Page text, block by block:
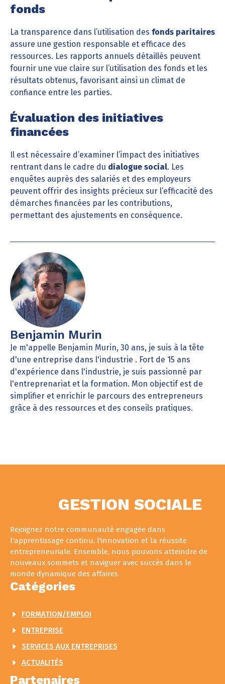
fonds
La transparence dans l’utilisation des fonds paritaires
assure une gestion responsable et efficace des
ressources. Les rapports annuels détaillés peuvent
fournir une vue claire sur l’utilisation des fonds et les
résultats obtenus, favorisant ainsi un climat de
confiance entre les parties.
Évaluation des initiatives
financées
Il est nécessaire d’examiner l’impact des initiatives
rentrant dans le cadre du dialogue social. Les
enquêtes auprès des salariés et des employeurs
peuvent offrir des insights précieux sur l’efficacité des
démarches financées par les contributions,
permettant des ajustements en conséquence.
Benjamin Murin
Je m'appelle Benjamin Murin, 30 ans, je suis à la tête
d'une entreprise dans l'industrie . Fort de 15 ans
d'expérience dans l'industrie, je suis passionné par
l'entreprenariat et la formation. Mon objectif est de
simplifier et enrichir le parcours des entrepreneurs
grâce à des ressources et des conseils pratiques.
GESTION SOCIALE
Rejoignez notre communauté engagée dans
l'apprentissage continu, l'innovation et la réussite
entrepreneuriale. Ensemble, nous pouvons atteindre de
nouveaux sommets et naviguer avec succès dans le
monde dynamique des affaires.
Catégories
FORMATION/EMPLOI
ENTREPRISE
SERVICES AUX ENTREPRISES
ACTUALITÉS
Partenaires